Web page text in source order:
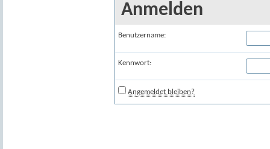
Anmelden
Benutzername:
Kennwort:
Angemeldet bleiben?